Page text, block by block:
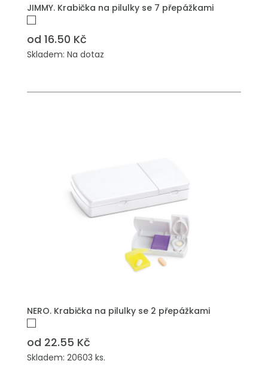
JIMMY. Krabička na pilulky se 7 přepážkami
od 16.50 Kč
Skladem: Na dotaz
NERO. Krabička na pilulky se 2 přepážkami
od 22.55 Kč
Skladem: 20603 ks.